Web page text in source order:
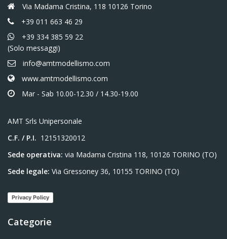
Via Madama Cristina, 118 10126 Torino
+39 011 663 46 29
+39 334 385 59 22
(Solo messaggi)
info@amtmodellismo.com
www.amtmodellismo.com
Mar - Sab 10.00-12.30 / 14.30-19.00
AMT Srls Unipersonale
C.F. / P.I. 12151320012
Sede operativa: via Madama Cristina 118, 10126 TORINO (TO)
Sede legale: Via Gressoney 36, 10155 TORINO (TO)
Privacy Policy
Categorie